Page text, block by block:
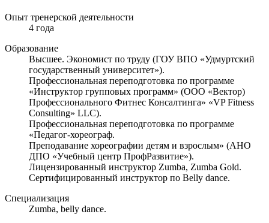
Опыт тренерской деятельности
4 года
Образование
Высшее. Экономист по труду (ГОУ ВПО «Удмуртский
государственный университет»).
Профессиональная переподготовка по программе
«Инструктор групповых программ» (ООО «Вектор)
Профессионального Фитнес Консалтинга» «VP Fitness
Consulting» LLC).
Профессиональная переподготовка по программе
«Педагог-хореограф.
Преподавание хореографии детям и взрослым» (АНО
ДПО «Учебный центр ПрофРазвитие»).
Лицензированный инструктор Zumba, Zumba Gold.
Сертифицированный инструктор по Belly dance.
Специализация
Zumba, belly dance.